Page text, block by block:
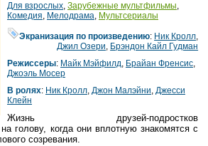
Для взрослых, Зарубежные мультфильмы,
Комедия, Мелодрама, Мультсериалы
Экранизация по произведению: Ник Кролл,
Джил Озери, Брэндон Кайл Гудман
Режиссеры: Майк Мэйфилд, Брайан Френсис,
Джоэль Мосер
В ролях: Ник Кролл, Джон Малэйни, Джесси
Клейн
Жизнь друзей-подростков
голову, когда они вплотную знакомятся с
созревания.